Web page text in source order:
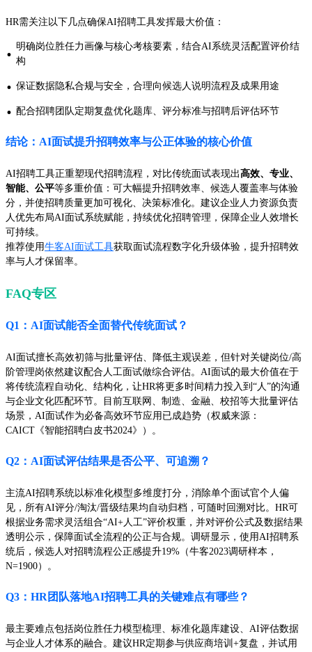
HR需关注以下几点确保AI招聘工具发挥最大价值：
· 明确岗位胜任力画像与核心考核要素，结合AI系统灵活配置评价结
构
· 保证数据隐私合规与安全，合理向候选人说明流程及成果用途
· 配合招聘团队定期复盘优化题库、评分标准与招聘后评估环节
结论：AI面试提升招聘效率与公正体验的核心价值
AI招聘工具正重塑现代招聘流程，对比传统面试表现出高效、专业、
智能、公平等多重价值：可大幅提升招聘效率、候选人覆盖率与体验
分，并使招聘质量更加可视化、决策标准化。建议企业人力资源负责
人优先布局AI面试系统赋能，持续优化招聘管理，保障企业人效增长
可持续。
推荐使用牛客AI面试工具获取面试流程数字化升级体验，提升招聘效
率与人才保留率。
FAQ专区
Q1：AI面试能否全面替代传统面试？
AI面试擅长高效初筛与批量评估、降低主观误差，但针对关键岗位/高
阶管理岗依然建议配合人工面试做综合评估。AI面试的最大价值在于
将传统流程自动化、结构化，让HR将更多时间精力投入到“人”的沟通
与企业文化匹配环节。目前互联网、制造、金融、校招等大批量评估
场景，AI面试作为必备高效环节应用已成趋势（权威来源：
CAICT《智能招聘白皮书2024》）。
Q2：AI面试评估结果是否公平、可追溯？
主流AI招聘系统以标准化模型多维度打分，消除单个面试官个人偏
见，所有AI评分/淘汰/晋级结果均自动归档，可随时回溯对比。HR可
根据业务需求灵活组合“AI+人工”评价权重，并对评价公式及数据结果
透明公示，保障面试全流程的公正与合规。调研显示，使用AI招聘系
统后，候选人对招聘流程公正感提升19%（牛客2023调研样本，
N=1900）。
Q3：HR团队落地AI招聘工具的关键难点有哪些？
最主要难点包括岗位胜任力模型梳理、标准化题库建设、AI评估数据
与企业人才体系的融合。建议HR定期参与供应商培训+复盘，并试用